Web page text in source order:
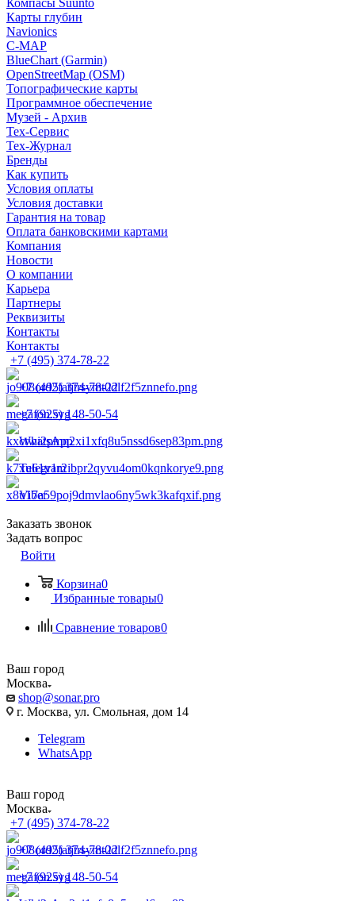
Компасы Suunto
Карты глубин
Navionics
C-MAP
BlueChart (Garmin)
OpenStreetMap (OSM)
Топографические карты
Программное обеспечение
Музей - Архив
Tex-Сервис
Тех-Журнал
Бренды
Как купить
Условия оплаты
Условия доставки
Гарантия на товар
Оплата банковскими картами
Компания
Новости
О компании
Карьера
Партнеры
Реквизиты
Контакты
Контакты
+7 (495) 374-78-22
+7 (495) 374-78-22
+7 (925) 148-50-54
WhatsApp
Telegram
Viber
Заказать звонок
Задать вопрос
Войти
Корзина0
Избранные товары0
Сравнение товаров0
Ваш город
Москва
shop@sonar.pro
г. Москва, ул. Смольная, дом 14
Telegram
WhatsApp
Ваш город
Москва
+7 (495) 374-78-22
+7 (495) 374-78-22
+7 (925) 148-50-54